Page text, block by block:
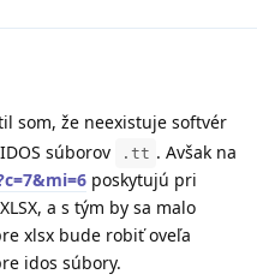
som, že neexistuje softvér
súborov
.tt . Avšak na
poskytujú pri
a s tým by sa malo
xlsx bude robiť oveľa
idos súbory.